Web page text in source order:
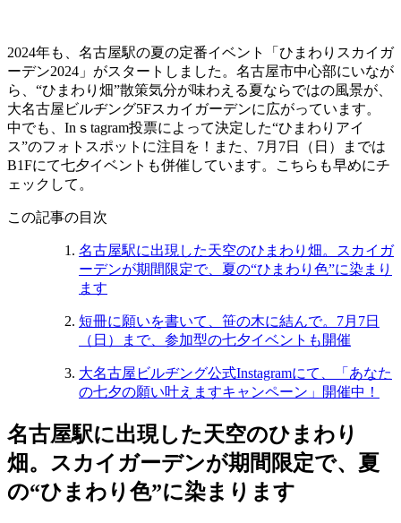
2024年も、名古屋駅の夏の定番イベント「ひまわりスカイガ
ーデン2024」がスタートしました。名古屋市中心部にいなが
ら、“ひまわり畑”散策気分が味わえる夏ならではの風景が、
大名古屋ビルヂング5Fスカイガーデンに広がっています。
中でも、Inｓtagram投票によって決定した“ひまわりアイ
ス”のフォトスポットに注目を！また、7月7日（日）までは
B1Fにて七夕イベントも併催しています。こちらも早めにチ
ェックして。
この記事の目次
名古屋駅に出現した天空のひまわり畑。スカイガ
ーデンが期間限定で、夏の“ひまわり色”に染まり
ます
短冊に願いを書いて、笹の木に結んで。7月7日
（日）まで、参加型の七夕イベントも開催
大名古屋ビルヂング公式Instagramにて、「あなた
の七夕の願い叶えますキャンペーン」開催中！
名古屋駅に出現した天空のひまわり
畑。スカイガーデンが期間限定で、夏
の“ひまわり色”に染まります